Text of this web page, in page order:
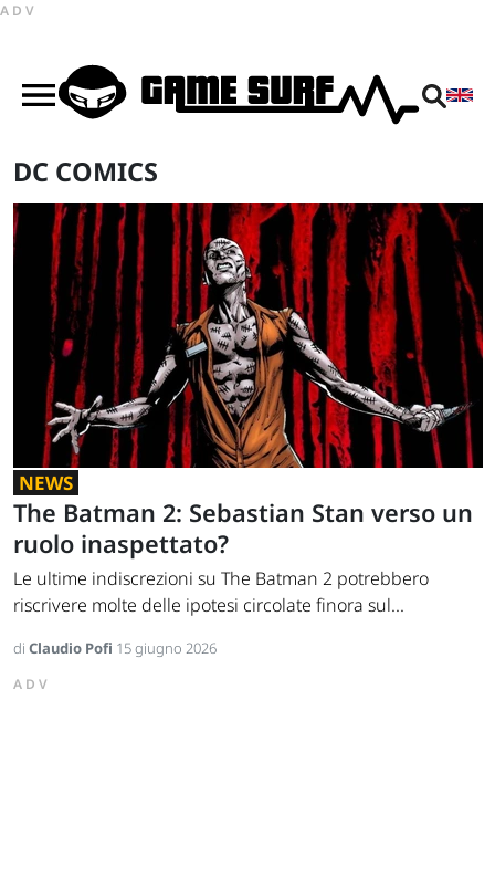
ADV
DC COMICS
NEWS
The Batman 2: Sebastian Stan verso un
ruolo inaspettato?
Le ultime indiscrezioni su The Batman 2 potrebbero
riscrivere molte delle ipotesi circolate finora sul...
di Claudio Pofi 15 giugno 2026
ADV